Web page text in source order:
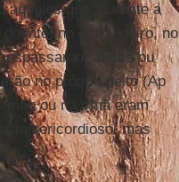
aqueles que, durante a
no estrangeiro, no
Jesus ou
no próprio peito (Ap
ou na irmã eram
misericordioso, mas